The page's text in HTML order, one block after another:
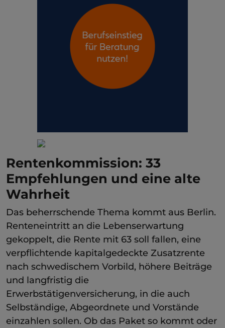
Rentenkommission: 33
Empfehlungen und eine alte
Wahrheit
Das beherrschende Thema kommt aus Berlin.
Renteneintritt an die Lebenserwartung
gekoppelt, die Rente mit 63 soll fallen, eine
verpflichtende kapitalgedeckte Zusatzrente
nach schwedischem Vorbild, höhere Beiträge
und langfristig die
Erwerbstätigenversicherung, in die auch
Selbständige, Abgeordnete und Vorstände
einzahlen sollen. Ob das Paket so kommt oder